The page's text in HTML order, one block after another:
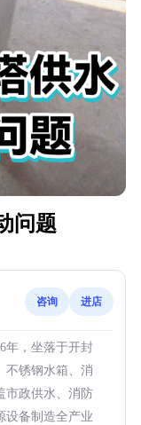
问题
咨询 进店
年，坐落于开封
不锈钢水箱、消
市政供水、消防
设备制造全产业